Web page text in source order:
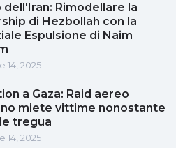
dell'Iran: Rimodellare la
di Hezbollah con la
Espulsione di Naim
14, 2025
a Gaza: Raid aereo
miete vittime nonostante
tregua
14, 2025